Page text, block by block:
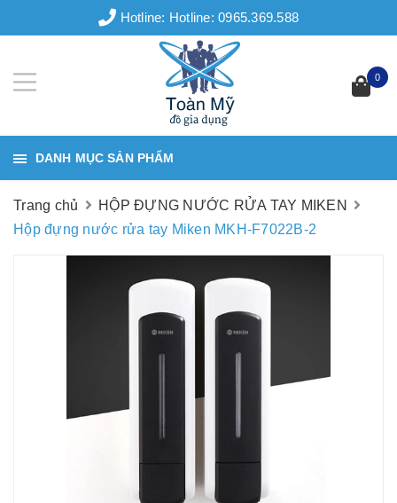
Hotline: Hotline: 0965.369.588
0
DANH MỤC SẢN PHẨM
Trang chủ
HỘP ĐỰNG NƯỚC RỬA TAY MIKEN
Hộp đựng nước rửa tay Miken MKH-F7022B-2